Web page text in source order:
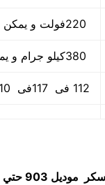
112 فى 117فى 210سم و يمكن فك الماكينة و تركيبها في اي مكان
سكر موديل 903 حتي واحد كيلو ماركة مهندس مـــنسى